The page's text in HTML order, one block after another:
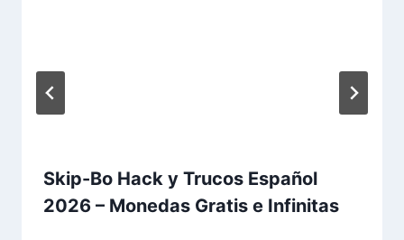
Skip-Bo Hack y Trucos Español
2026 – Monedas Gratis e Infinitas